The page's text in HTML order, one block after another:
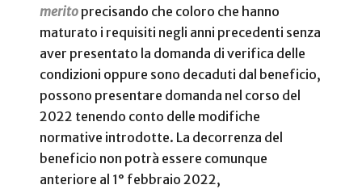
merito precisando che coloro che hanno
maturato i requisiti negli anni precedenti senza
aver presentato la domanda di verifica delle
condizioni oppure sono decaduti dal beneficio,
possono presentare domanda nel corso del
2022 tenendo conto delle modifiche
normative introdotte. La decorrenza del
beneficio non potrà essere comunque
anteriore al 1° febbraio 2022,